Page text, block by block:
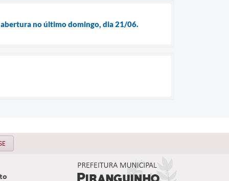
no último domingo, dia 21/06.